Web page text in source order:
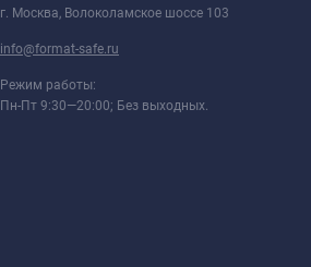
г. Москва, Волоколамское шоссе 103
info@format-safe.ru
Режим работы:
Пн-Пт 9:30—20:00; Без выходных.